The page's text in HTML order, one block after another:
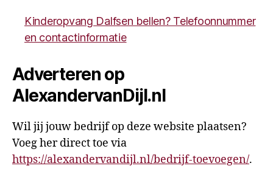
Kinderopvang Dalfsen bellen? Telefoonnummer
en contactinformatie
Adverteren op
AlexandervanDijl.nl
Wil jij jouw bedrijf op deze website plaatsen?
Voeg her direct toe via
https://alexandervandijl.nl/bedrijf-toevoegen/.